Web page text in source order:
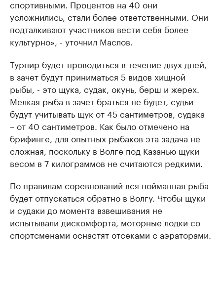
спортивными. Процентов на 40 они
усложнились, стали более ответственными. Они
подталкивают участников вести себя более
культурно», - уточнил Маслов.
Турнир будет проводиться в течение двух дней,
в зачет будут приниматься 5 видов хищной
рыбы, - это щука, судак, окунь, берш и жерех.
Мелкая рыба в зачет браться не будет, судьи
будут учитывать щук от 45 сантиметров, судака
– от 40 сантиметров. Как было отмечено на
брифинге, для опытных рыбаков эта задача не
сложная, поскольку в Волге под Казанью щуки
весом в 7 килограммов не считаются редкими.
По правилам соревнований вся пойманная рыба
будет отпускаться обратно в Волгу. Чтобы щуки
и судаки до момента взвешивания не
испытывали дискомфорта, моторные лодки со
спортсменами оснастят отсеками с аэраторами.